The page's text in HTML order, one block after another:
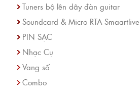
Tuners bộ lên dây đàn guitar
Soundcard & Micro RTA Smaartlive
PIN SẠC
Nhạc Cụ
Vang số
Combo